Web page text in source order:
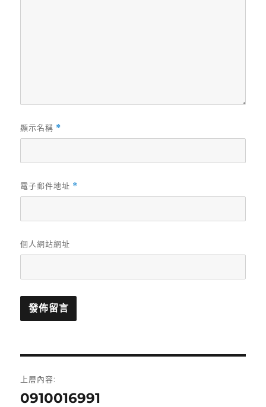
顯示名稱 *
電子郵件地址 *
個人網站網址
章
上層內容:
0910016991